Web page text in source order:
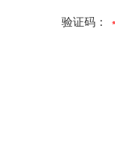
验证码：